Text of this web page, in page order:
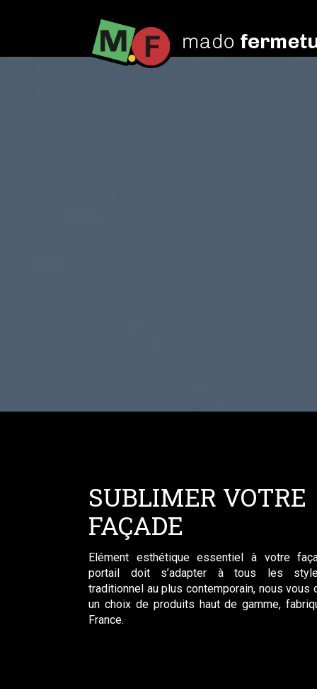
SUBLIMER VOTRE
FAÇADE
Elément esthétique essentiel à votre
portail doit s’adapter à tous les
traditionnel au plus contemporain, nous vous
un choix de produits haut de gamme,
France.